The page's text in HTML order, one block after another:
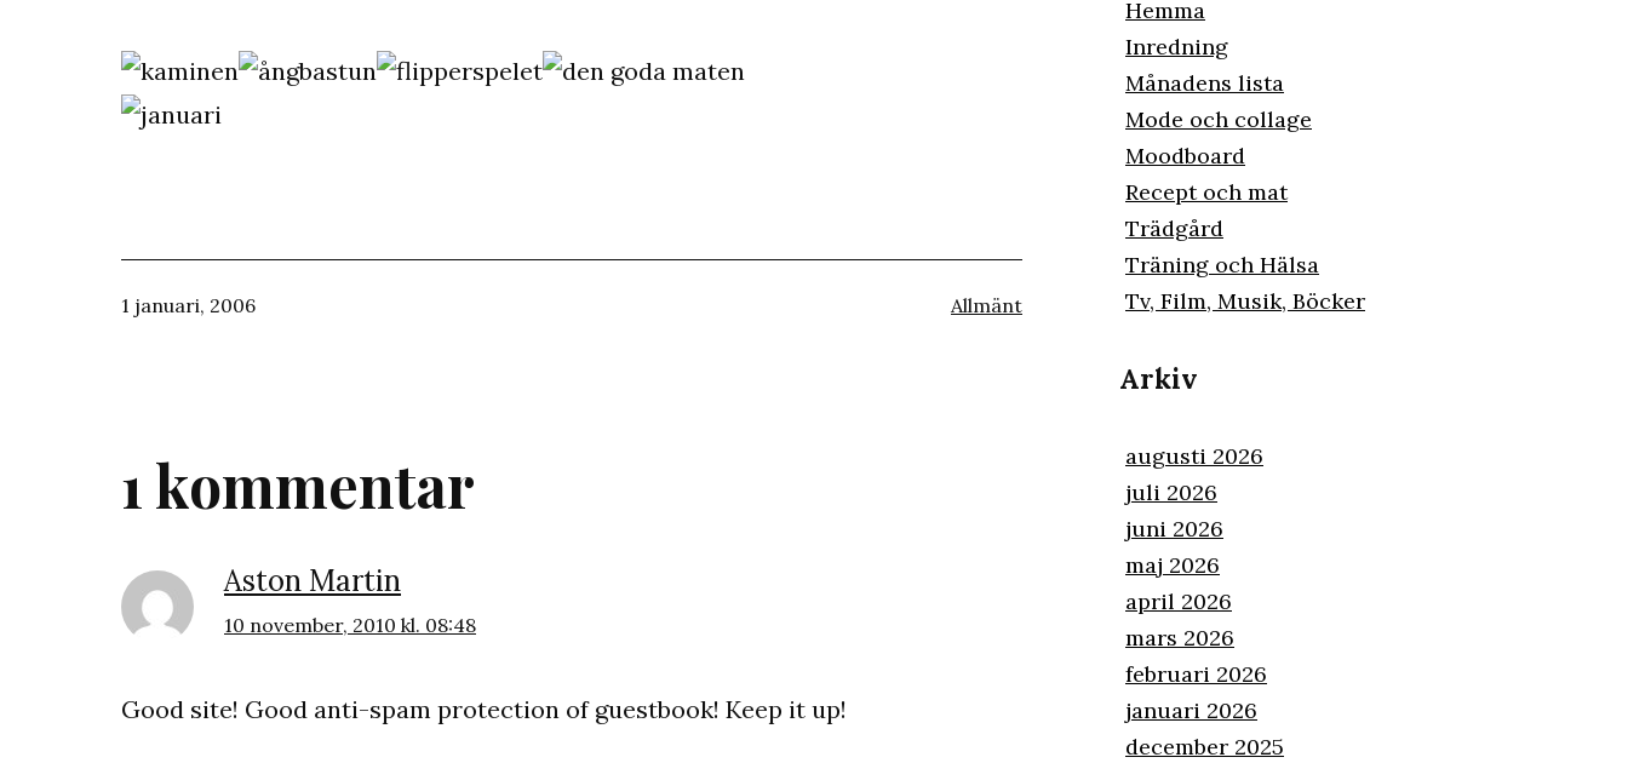
Publicerat
1 januari, 2006
Kategoriserat
Allmänt
1 kommentar
Aston Martin
10 november, 2010 kl. 08:48
Good site! Good anti-spam protection of guestbook! Keep it up!
Hemma
Inredning
Månadens lista
Mode och collage
Moodboard
Recept och mat
Trädgård
Träning och Hälsa
Tv, Film, Musik, Böcker
Arkiv
augusti 2026
juli 2026
juni 2026
maj 2026
april 2026
mars 2026
februari 2026
januari 2026
december 2025